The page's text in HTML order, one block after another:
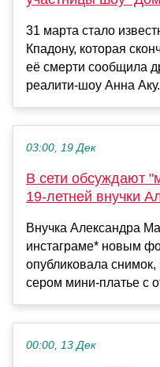
31 марта стало
Кпадону, которая
её смерти сообщила
реалити-шоу Анна
03:00, 19 Дек
В сети обсуждают
19-летней внучки
Внучка Александра
инстаграме* новым
опубликовала снимок,
сером мини-платье с
00:00, 13 Дек